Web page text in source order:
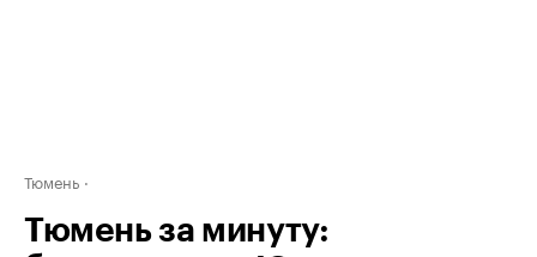
Тюмень
Тюмень за минуту: